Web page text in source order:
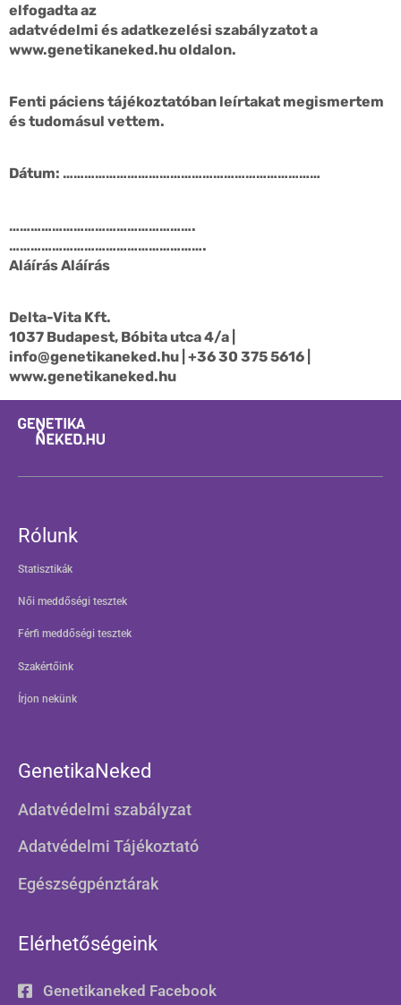
elfogadta az
adatvédelmi és adatkezelési szabályzatot a
www.genetikaneked.hu oldalon.
Fenti páciens tájékoztatóban leírtakat megismertem
és tudomásul vettem.
Dátum: ………………………………………………………………
…………………………………………….
……………………………………………….
Aláírás Aláírás
Delta-Vita Kft.
1037 Budapest, Bóbita utca 4/a |
info@genetikaneked.hu | +36 30 375 5616 |
www.genetikaneked.hu
Rólunk
Statisztikák
Női meddőségi tesztek
Férfi meddőségi tesztek
Szakértőink
Írjon nekünk
GenetikaNeked
Adatvédelmi szabályzat
Adatvédelmi Tájékoztató
Egészségpénztárak
Elérhetőségeink
Genetikaneked Facebook